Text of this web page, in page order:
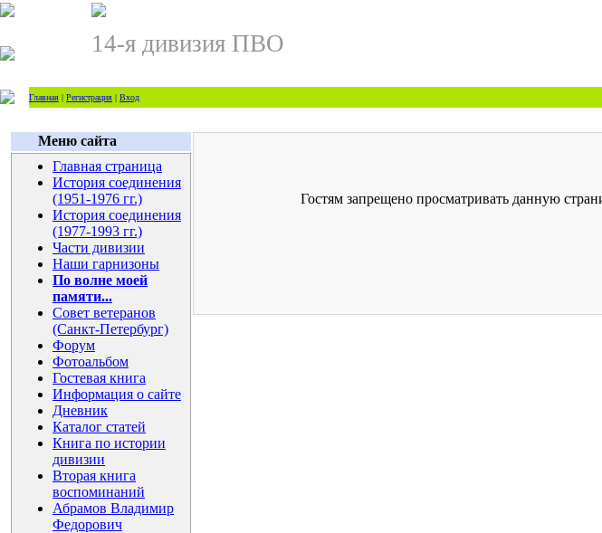
14-я дивизия ПВО
Главная | Регистрация | Вход
Меню сайта
Главная страница
История соединения
(1951-1976 гг.)
История соединения
(1977-1993 гг.)
Части дивизии
Наши гарнизоны
По волне моей
памяти...
Совет ветеранов
(Санкт-Петербург)
Форум
Фотоальбом
Гостевая книга
Информация о сайте
Дневник
Каталог статей
Книга по истории
дивизии
Вторая книга
воспоминаний
Абрамов Владимир
Федорович
Гостям запрещено просматривать данную